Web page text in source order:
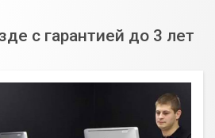
с гарантией до 3 лет